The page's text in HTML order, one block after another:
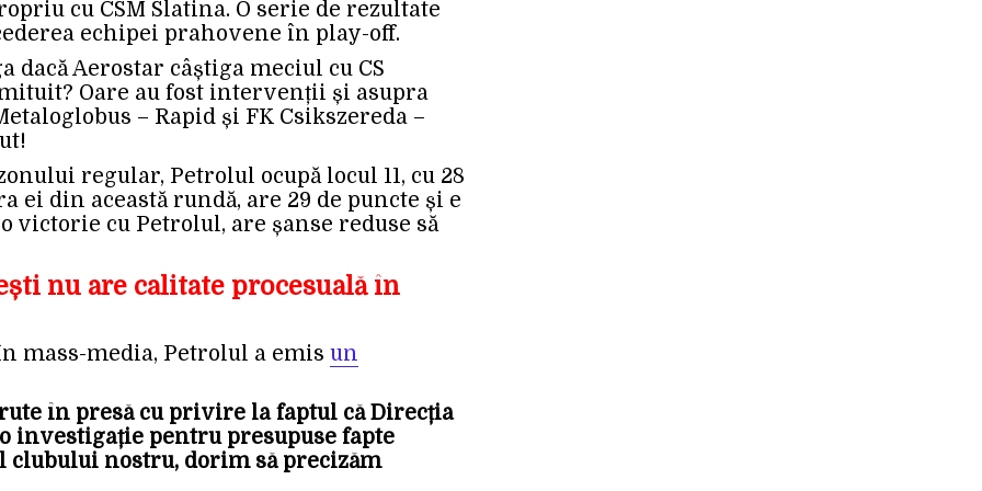
cu CSM Slatina. O serie de rezultate
echipei prahovene în play-off.
dacă Aerostar câștiga meciul cu CS
Oare au fost intervenții și asupra
– Rapid și FK Csikszereda –
regular, Petrolul ocupă locul 11, cu 28
ei din această rundă, are 29 de puncte și e
victorie cu Petrolul, are șanse reduse să
nu are calitate procesuală în
mass-media, Petrolul a emis un
în presă cu privire la faptul că Direcția
investigație pentru presupuse fapte
nostru, dorim să precizăm